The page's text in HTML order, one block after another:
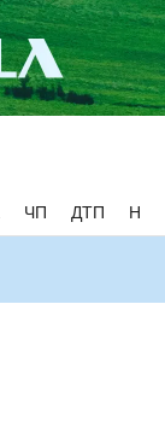
ЧП ДТП